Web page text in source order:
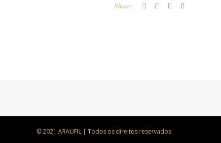
Share:
© 2021 ARAUFIL | Todos os direitos reservados